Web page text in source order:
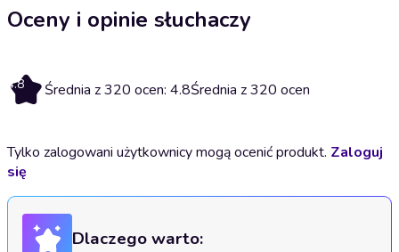
Oceny i opinie słuchaczy
4.8 Średnia z 320 ocen: 4.8Średnia z 320 ocen
Tylko zalogowani użytkownicy mogą ocenić produkt. Zaloguj
się
Dlaczego warto: